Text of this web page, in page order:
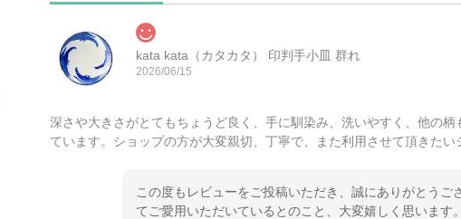
kata kata（カタカタ） 印判手小皿 群れ
2026/06/15
深さや大きさがとてもちょうど良く、手に馴染み、洗いやすく、他の
ています。ショップの方が大変親切、丁寧で、また利用させて頂きたい
この度もレビューをご投稿いただき、誠にありがとうご
てご愛用いただいているとのこと、大変嬉しく思います